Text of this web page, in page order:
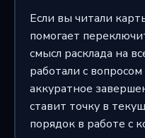
Если вы читали
помогает
смысл расклада на
работали с вопросом
аккуратное
ставит точку в
порядок в работе с